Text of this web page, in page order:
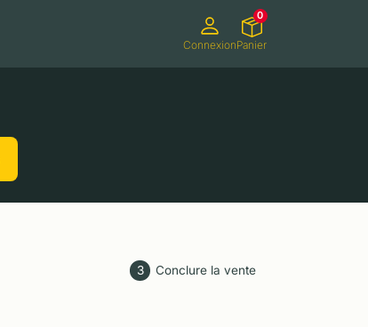
ConnexionPanier
0
3 Conclure la vente